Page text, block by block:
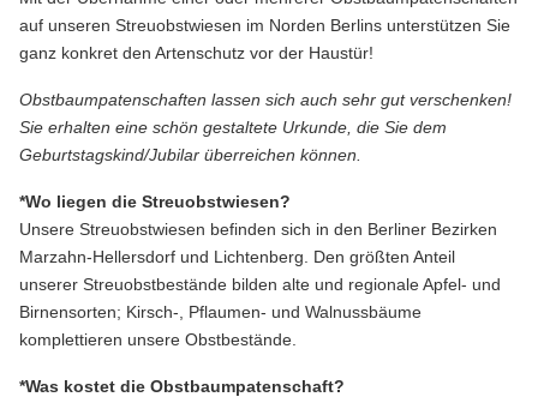
auf unseren Streuobstwiesen im Norden Berlins unterstützen Sie
ganz konkret den Artenschutz vor der Haustür!
Obstbaumpatenschaften lassen sich auch sehr gut verschenken!
Sie erhalten eine schön gestaltete Urkunde, die Sie dem
Geburtstagskind/Jubilar überreichen können.
*Wo liegen die Streuobstwiesen?
Unsere Streuobstwiesen befinden sich in den Berliner Bezirken
Marzahn-Hellersdorf und Lichtenberg. Den größten Anteil
unserer Streuobstbestände bilden alte und regionale Apfel- und
Birnensorten; Kirsch-, Pflaumen- und Walnussbäume
komplettieren unsere Obstbestände.
*Was kostet die Obstbaumpatenschaft?